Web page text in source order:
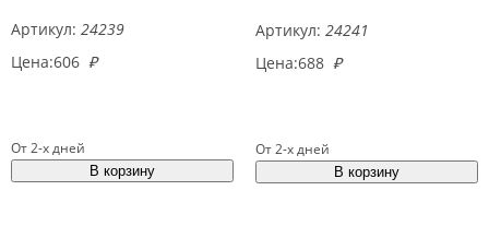
Артикул: 24239
Цена:606 ₽
От 2-х дней
Артикул: 24241
Цена:688 ₽
От 2-х дней